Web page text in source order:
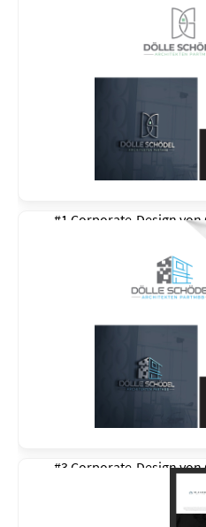
#1 Corporate-Design von
#3 Corporate-Design von